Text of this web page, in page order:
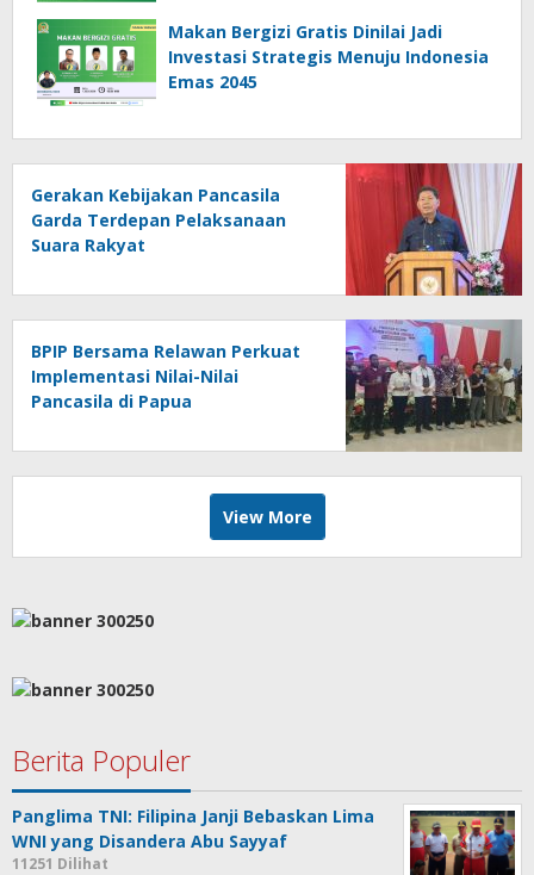
Makan Bergizi Gratis Dinilai Jadi
Investasi Strategis Menuju Indonesia
Emas 2045
Gerakan Kebijakan Pancasila
Garda Terdepan Pelaksanaan
Suara Rakyat
BPIP Bersama Relawan Perkuat
Implementasi Nilai-Nilai
Pancasila di Papua
View More
Berita Populer
Panglima TNI: Filipina Janji Bebaskan Lima
WNI yang Disandera Abu Sayyaf
11251 Dilihat